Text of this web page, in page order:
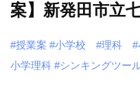
案】新発田市立
#授業案 #小学校 #理科 #
小学理科 #シンキングツー